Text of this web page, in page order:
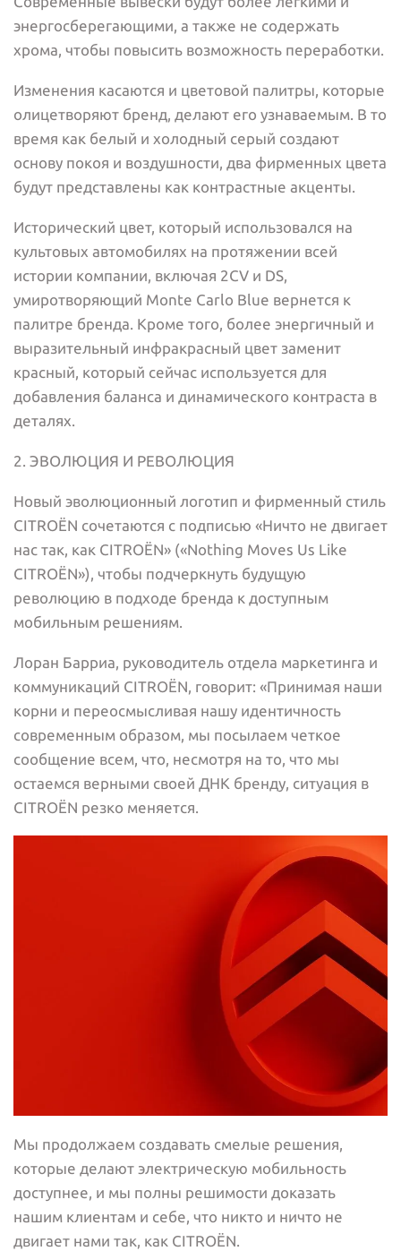
энергосберегающими, а также не содержать
хрома, чтобы повысить возможность переработки.
Изменения касаются и цветовой палитры, которые
олицетворяют бренд, делают его узнаваемым. В то
время как белый и холодный серый создают
основу покоя и воздушности, два фирменных цвета
будут представлены как контрастные акценты.
Исторический цвет, который использовался на
культовых автомобилях на протяжении всей
истории компании, включая 2CV и DS,
умиротворяющий Monte Carlo Blue вернется к
палитре бренда. Кроме того, более энергичный и
выразительный инфракрасный цвет заменит
красный, который сейчас используется для
добавления баланса и динамического контраста в
деталях.
2. ЭВОЛЮЦИЯ И РЕВОЛЮЦИЯ
Новый эволюционный логотип и фирменный стиль
CITROËN сочетаются с подписью «Ничто не двигает
нас так, как CITROËN» («Nothing Moves Us Like
CITROËN»), чтобы подчеркнуть будущую
революцию в подходе бренда к доступным
мобильным решениям.
Лоран Барриа, руководитель отдела маркетинга и
коммуникаций CITROËN, говорит: «Принимая наши
корни и переосмысливая нашу идентичность
современным образом, мы посылаем четкое
сообщение всем, что, несмотря на то, что мы
остаемся верными своей ДНК бренду, ситуация в
CITROËN резко меняется.
Мы продолжаем создавать смелые решения,
которые делают электрическую мобильность
доступнее, и мы полны решимости доказать
нашим клиентам и себе, что никто и ничто не
двигает нами так, как CITROËN.